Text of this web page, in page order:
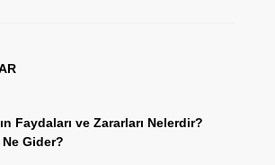
Faydaları ve Zararları Nelerdir?
Ne Gider?